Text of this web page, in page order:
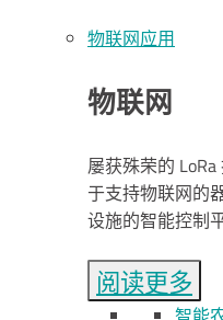
物联网应用
物联网
屡获殊荣的
于支持物联网的
设施的智能控制
阅读更多